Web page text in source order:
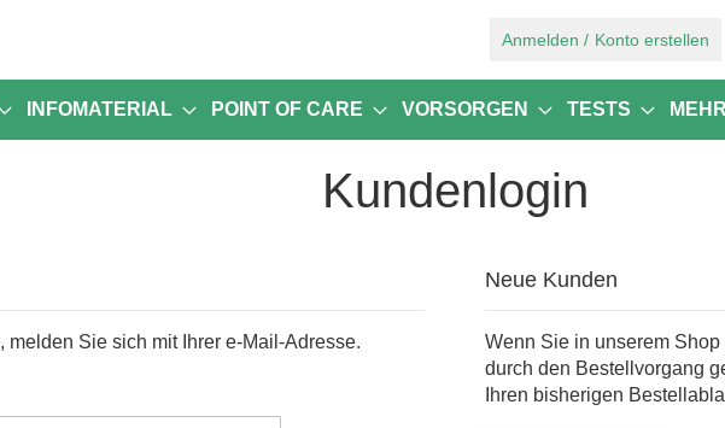
Zum
springen
Anmelden Konto erstellen
INFOMATERIAL POINT OF CARE VORSORGEN TESTS MEHR
Kundenlogin
Sie sich mit Ihrer e-Mail-Adresse.
Neue Kunden
Wenn Sie in unserem
durch den Bestellvorgang
Ihren bisherigen